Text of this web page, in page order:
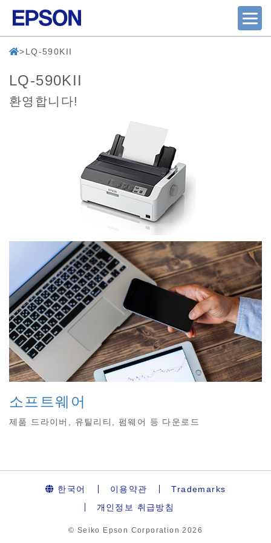
LQ-590KII
LQ-590KII
환영합니다!
소프트웨어
제품 드라이버, 유틸리티, 펌웨어 등 다운로드
한국어 이용약관
Trademarks
개인정보 취급방침
© Seiko Epson Corporation2026